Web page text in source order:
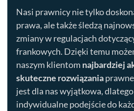
Nasi prawnicy nie tylko
prawa, ale także śledzą
zmiany w regulacjach
frankowych. Dzięki temu
naszym klientom najbardziej
skuteczne rozwiązania
jest dla nas wyjątkowa,
indywidualne podejście do